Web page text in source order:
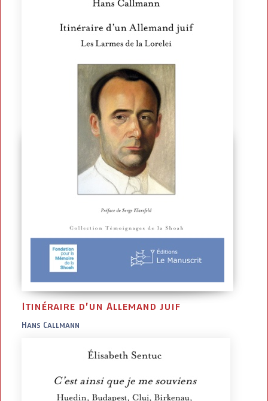
Itinéraire d’un Allemand juif
Hans Callmann